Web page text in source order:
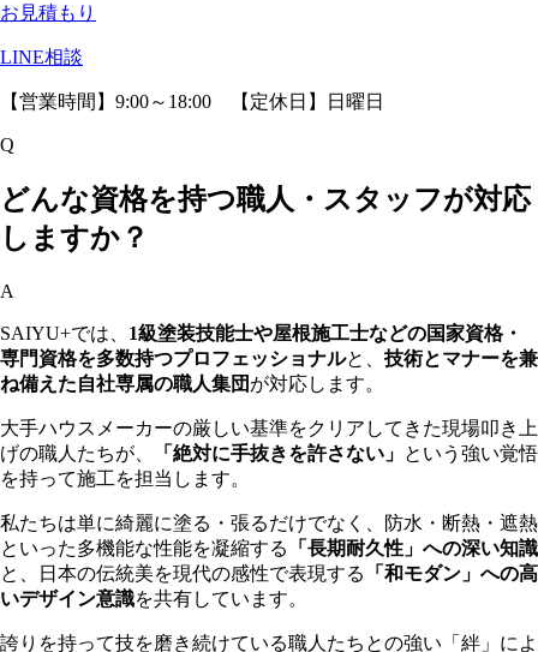
お見積もり
LINE相談
【営業時間】9:00～18:00 【定休日】日曜日
Q
どんな資格を持つ職人・スタッフが対応
しますか？
A
SAIYU+では、 1級塗装技能士や屋根施工士などの国家資格・
専門資格を多数持つプロフェッショナルと、 技術とマナーを兼
ね備えた自社専属の職人集団 が対応します。
大手ハウスメーカーの厳しい基準をクリアしてきた現場叩き上
げの職人たちが、
「絶対に手抜きを許さない」 という強い覚悟
を持って施工を担当します。
私たちは単に綺麗に塗る・張るだけでなく、防水・断熱・遮熱
といった多機能な性能を凝縮する
「長期耐久性」への深い知識
と、日本の伝統美を現代の感性で表現する
「和モダン」への高
いデザイン意識を共有しています。
誇りを持って技を磨き続けている職人たちとの強い「絆」によ